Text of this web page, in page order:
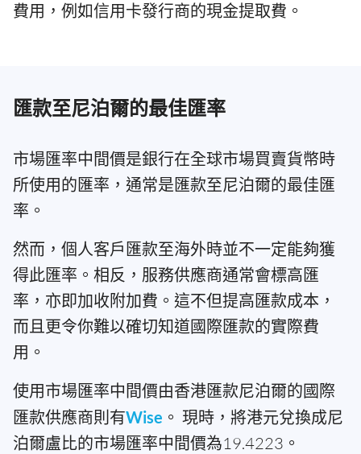
費用，例如信用卡發行商的現金提取費。
匯款至尼泊爾的最佳匯率
市場匯率中間價是銀行在全球市場買賣貨幣時
所使用的匯率，通常是匯款至尼泊爾的最佳匯
率。
然而，個人客戶匯款至海外時並不一定能夠獲
得此匯率。相反，服務供應商通常會標高匯
率，亦即加收附加費。這不但提高匯款成本，
而且更令你難以確切知道國際匯款的實際費
用。
使用市場匯率中間價由香港匯款尼泊爾的國際
匯款供應商則有Wise 。 現時，將港元兌換成尼
泊爾盧比的市場匯率中間價為19.4223。